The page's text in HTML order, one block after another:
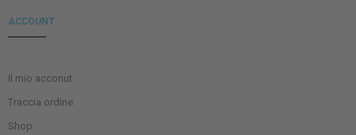
ACCOUNT
Il mio acconut
Traccia ordine
Shop